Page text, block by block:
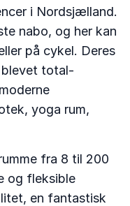
i Nordsjælland.
nabo, og her kan
på cykel. Deres
total-
yoga rum,
fra 8 til 200
og fleksible
en fantastisk